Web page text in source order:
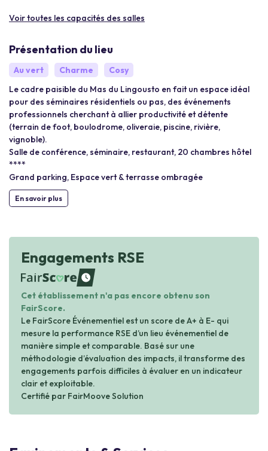
Voir toutes les capacités des salles
Présentation du lieu
Au vert Charme
Cosy
Le cadre paisible du Mas du Lingousto en fait un espace idéal
pour des séminaires résidentiels ou pas, des événements
professionnels cherchant à allier productivité et détente
(terrain de foot, boulodrome, oliveraie, piscine, rivière,
vignoble).
Salle de conférence, séminaire, restaurant, 20 chambres hôtel
****
Grand parking, Espace vert & terrasse ombragée
En savoir plus
Engagements RSE
waiting
Cet établissement n'a pas encore obtenu son
FairScore.
Le FairScore Événementiel est un score de A+ à E- qui
mesure la performance RSE d’un lieu événementiel de
manière simple et comparable. Basé sur une
méthodologie d’évaluation des impacts, il transforme des
engagements parfois difficiles à évaluer en un indicateur
clair et exploitable.
Certifié par FairMoove Solution